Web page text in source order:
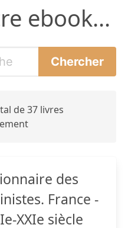
ebook...
de 37 livres
des
France -
XXIe siècle